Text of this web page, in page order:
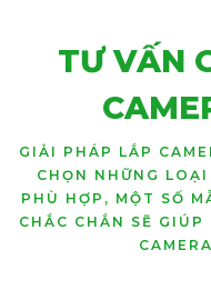
TƯ VẤN
GIẢI PHÁP LẮP
CHỌN NHỮNG
PHÙ HỢP, MỘT SỐ
CHẮC CHẮN SẼ